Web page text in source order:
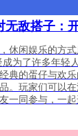
无敌搭子：
休闲娱乐的方
成为了许多年轻
典的蛋仔与欢
。玩家们可以
一同参与，一起